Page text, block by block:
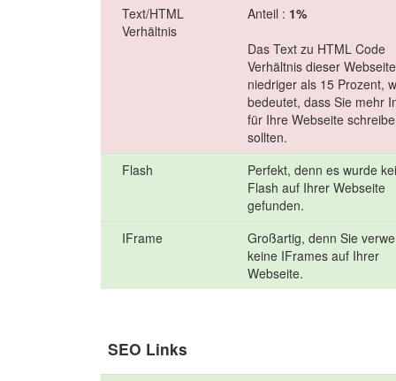
Text/HTML
Verhältnis
Anteil : 1%
Das Text zu HTML Code
Verhältnis dieser
niedriger als 15 Prozent,
bedeutet, dass Sie mehr
für Ihre Webseite
sollten.
Flash
Perfekt, denn es wurde
Flash auf Ihrer Webseite
gefunden.
IFrame
Großartig, denn Sie
keine IFrames auf Ihrer
Webseite.
SEO Links